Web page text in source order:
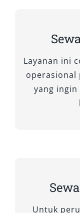
Layanan ini
operasional
yang
Untuk